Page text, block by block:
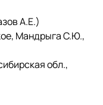
А.Е.)
Мандрыга С.Ю.,
обл.,